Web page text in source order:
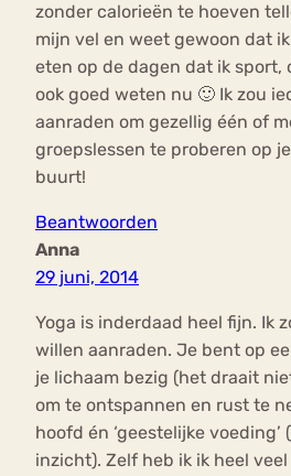
zonder calorieën te hoeven
mijn vel en weet gewoon dat
eten op de dagen dat ik sport,
ook goed weten nu 🙂 Ik zou
aanraden om gezellig één of
groepslessen te proberen op
buurt!
Beantwoorden
Anna
29 juni, 2014
Yoga is inderdaad heel fijn. Ik
willen aanraden. Je bent op
je lichaam bezig (het draait
om te ontspannen en rust te
hoofd én ‘geestelijke voeding’
inzicht). Zelf heb ik ik heel